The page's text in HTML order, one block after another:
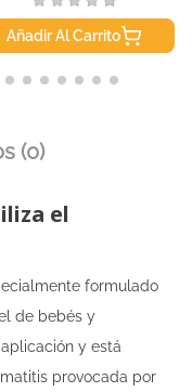
Añadir Al Carrito
(0)
el
formulado
de bebés y
y está
provocada por